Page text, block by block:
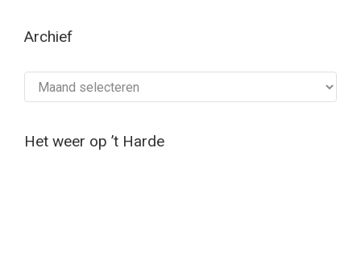
Archief
Het weer op ’t Harde